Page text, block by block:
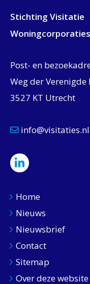
Stichting Visitatie
Post- en
Weg der Verenigde
3527 KT Utrecht
info@visitaties.nl
Home
Nieuws
Nieuwsbrief
Contact
Sitemap
Over deze website